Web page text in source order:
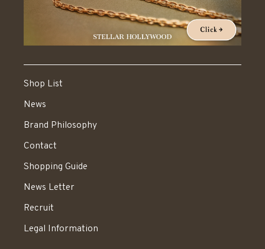
Shop List
News
Brand Philosophy
Contact
Shopping Guide
News Letter
Recruit
Legal Information